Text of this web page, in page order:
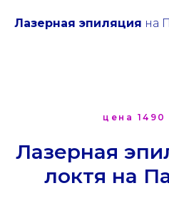
Лазерная эпиляция на
цена
Лазерная
локтя на